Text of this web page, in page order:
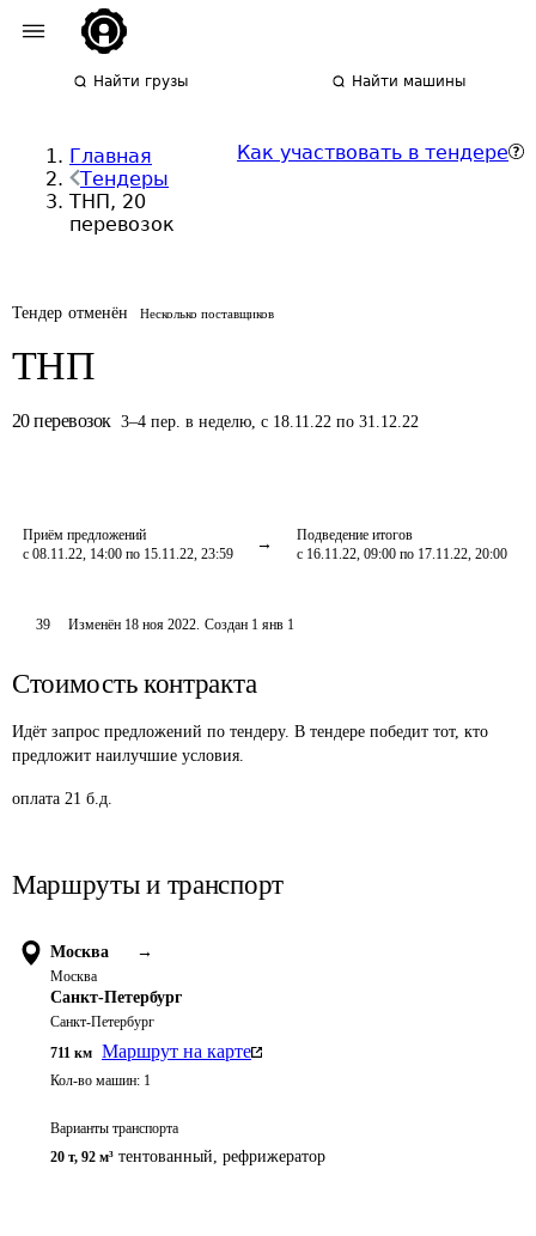
Найти грузы Найти машины
Главная
Тендеры
ТНП, 20
перевозок
Как участвовать в тендере
Тендер отменён Несколько поставщиков
ТНП
20 перевозок 3–4 пер. в неделю, с 18.11.22 по 31.12.22
Приём предложений
с 08.11.22, 14:00 по 15.11.22, 23:59
Подведение итогов
с 16.11.22, 09:00 по 17.11.22, 20:00
39 Изменён 18 ноя 2022. Создан 1 янв 1
Стоимость контракта
Идёт запрос предложений по тендеру. В тендере победит тот, кто
предложит наилучшие условия.
оплата 21 б.д.
Маршруты и транспорт
Москва →
Москва
Санкт-Петербург
Санкт-Петербург
711 км Маршрут на карте
Кол-во машин: 1
Варианты транспорта
20 т, 92 м³ тентованный, рефрижератор